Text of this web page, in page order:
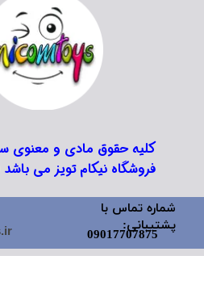
فروشگاه نیکام تویز می باشد
شماره تماس با
پشتیبانی:
09017707875